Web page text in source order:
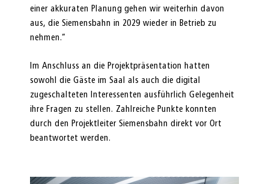
einer akkuraten Planung gehen wir weiterhin davon
aus, die Siemensbahn in 2029 wieder in Betrieb zu
nehmen.“
Im Anschluss an die Projektpräsentation hatten
sowohl die Gäste im Saal als auch die digital
zugeschalteten Interessenten ausführlich Gelegenheit
ihre Fragen zu stellen. Zahlreiche Punkte konnten
durch den Projektleiter Siemensbahn direkt vor Ort
beantwortet werden.